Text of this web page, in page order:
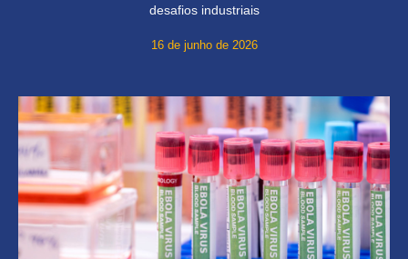
desafios industriais
16 de junho de 2026